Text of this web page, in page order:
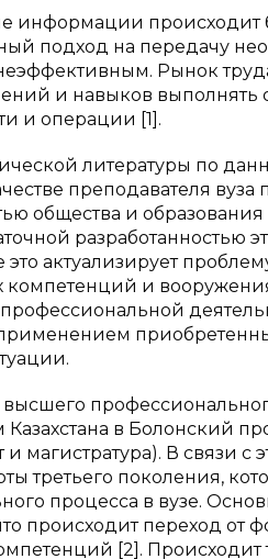
информации происходит
подход на передачу
Рынок
и навыков
и операции [1].
литературы по
преподавателя вуза
общества и
разработанностью
актуализирует
и
в Болонский
магистратура). В связи
третьего поколения,
процесса в вузе.
происходит переход
[2]. Происходит